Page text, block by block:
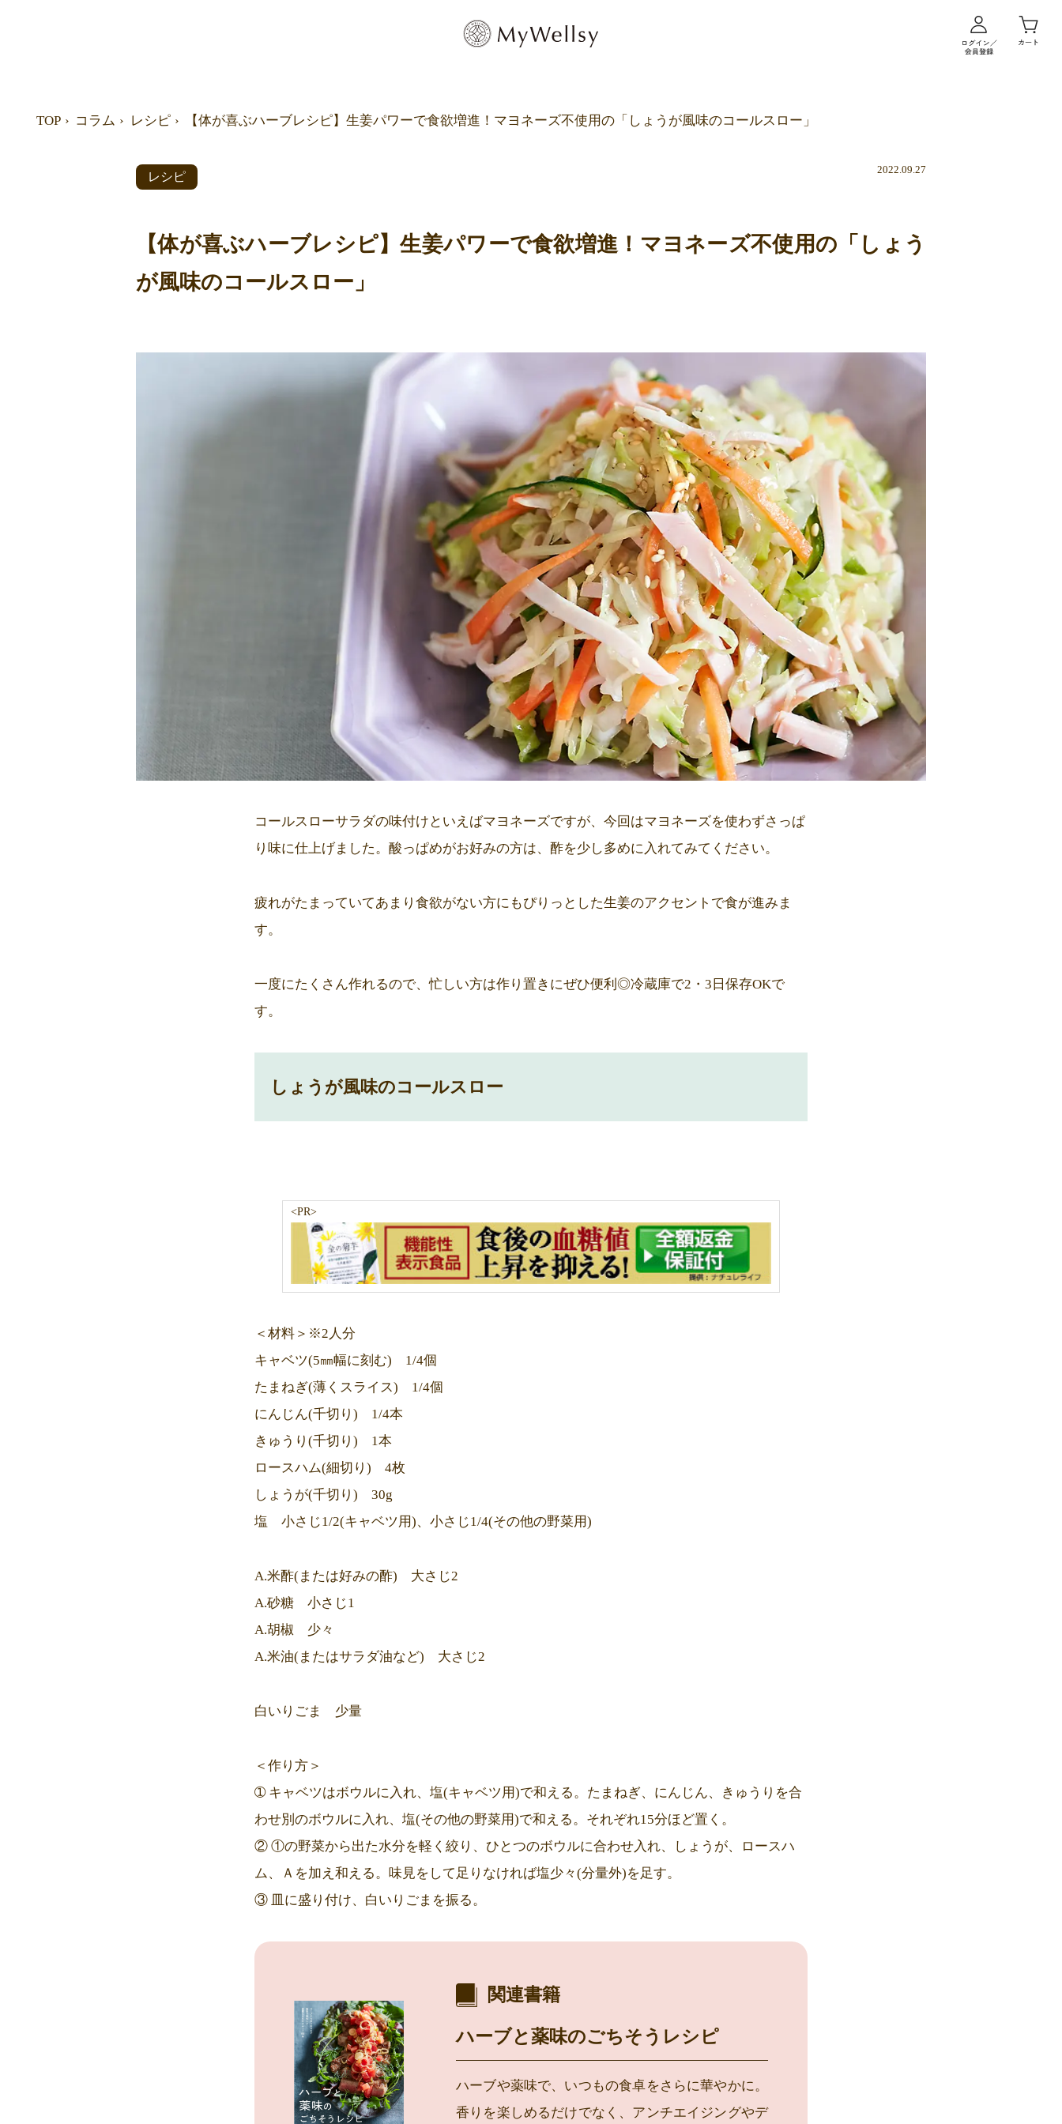
TOP コラム レシピ 【体が喜ぶハーブレシピ】生姜パワーで食欲増進！マヨネーズ不使用の「しょうが風味のコールスロー」
レシピ
2022.09.27
【体が喜ぶハーブレシピ】生姜パワーで食欲増進！マヨネーズ不使用の「しょう
が風味のコールスロー」
コールスローサラダの味付けといえばマヨネーズですが、今回はマヨネーズを使わずさっぱ
り味に仕上げました。酸っぱめがお好みの方は、酢を少し多めに入れてみてください。
疲れがたまっていてあまり食欲がない方にもぴりっとした生姜のアクセントで食が進みま
す。
一度にたくさん作れるので、忙しい方は作り置きにぜひ便利◎冷蔵庫で2・3日保存OKで
す。
しょうが風味のコールスロー
<PR>
＜材料＞※2人分
キャベツ(5㎜幅に刻む) 1/4個
たまねぎ(薄くスライス) 1/4個
にんじん(千切り) 1/4本
きゅうり(千切り) 1本
ロースハム(細切り) 4枚
しょうが(千切り) 30g
塩 小さじ1/2(キャベツ用)、小さじ1/4(その他の野菜用)
A.米酢(または好みの酢) 大さじ2
A.砂糖 小さじ1
A.胡椒 少々
A.米油(またはサラダ油など) 大さじ2
白いりごま 少量
＜作り方＞
➀ キャベツはボウルに入れ、塩(キャベツ用)で和える。たまねぎ、にんじん、きゅうりを合
わせ別のボウルに入れ、塩(その他の野菜用)で和える。それぞれ15分ほど置く。
② ①の野菜から出た水分を軽く絞り、ひとつのボウルに合わせ入れ、しょうが、ロースハ
ム、Ａを加え和える。味見をして足りなければ塩少々(分量外)を足す。
③ 皿に盛り付け、白いりごまを振る。
関連書籍
ハーブと薬味のごちそうレシピ
ハーブや薬味で、いつもの食卓をさらに華やかに。
香りを楽しめるだけでなく、アンチエイジングやデ